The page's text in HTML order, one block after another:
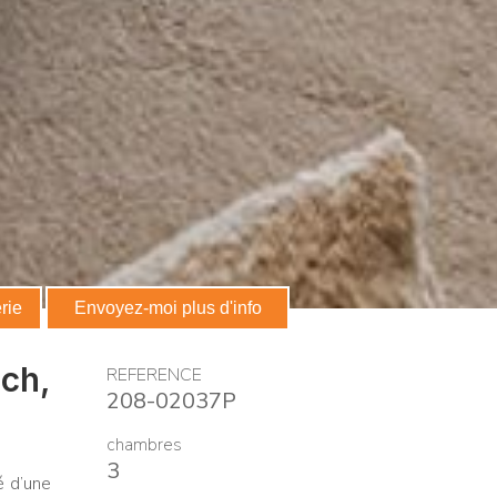
Envoyez-moi plus d'info
REFERENCE
208-02037P
chambres
3